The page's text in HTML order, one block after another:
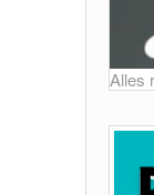
FUN
Alles